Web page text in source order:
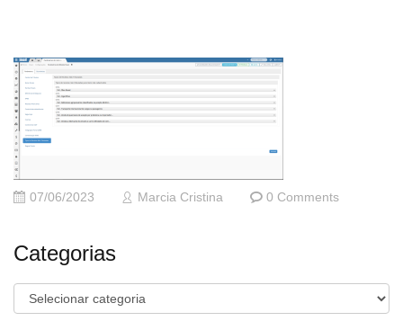
07/06/2023 Marcia Cristina 0 Comments
Categorias
Categorias